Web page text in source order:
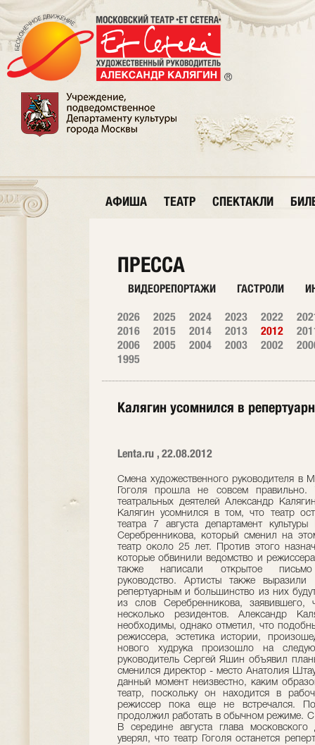
АФИША ТЕАТР СПЕКТАКЛИ
ПРЕССА
ВИДЕОРЕПОРТАЖИ ГАСТРОЛИ
2026 2025 2024 2023 2022
2016
2015 2014 2013 2012
2006
2005 2004 2003 2002
1995
Калягин усомнился в
Lenta.ru , 22.08.2012
Смена художественного руководителя в
Гоголя прошла не совсем
театральных деятелей Александр
Калягин усомнился в том, что театр
театра 7 августа департамент
Серебренникова, который сменил на
театр около 25 лет. Против этого
которые обвинили ведомство и
также написали открытое
руководство. Артисты также выразили
репертуарным и большинство из них
из слов Серебренникова, заявившего,
несколько резидентов. Александр
необходимы, однако отметил, что
режиссера, эстетика истории,
нового худрука произошло на
руководитель Сергей Яшин объявил
сменился директор - место Анатолия
данный момент неизвестно, каким
театр, поскольку он находится в
режиссер пока еще не встречался.
продолжил работать в обычном режиме. С
В середине августа глава
уверял, что театр Гоголя останется